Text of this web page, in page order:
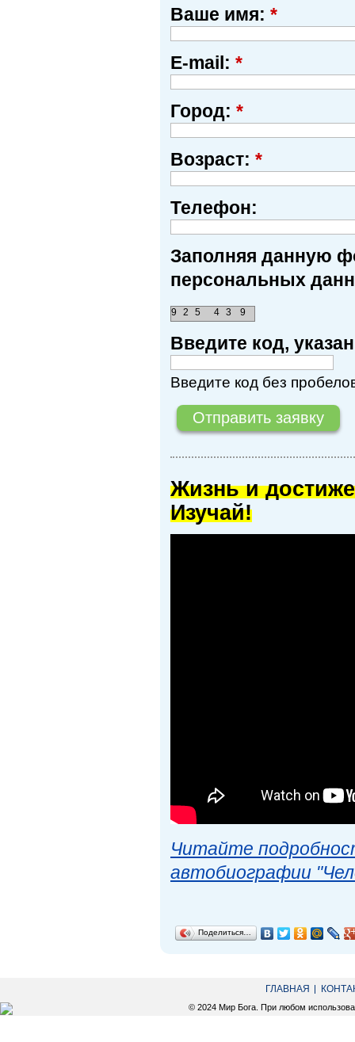
Ваше имя: *
E-mail: *
Город: *
Возраст: *
Телефон:
Заполняя данную
персональных
4 3 9
9 2 5
Введите код,
Введите код без
Жизнь и
Изучай!
Читайте
автобиографии
Поделиться…
ГЛАВНАЯ
© 2024 Мир Бога. При любом